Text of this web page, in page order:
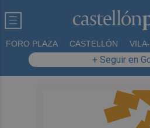
FORO PLAZA CASTELLÓN
+ Seguir en